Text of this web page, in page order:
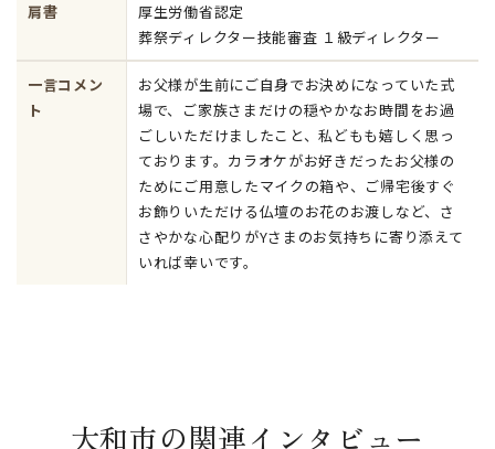
肩書
厚生労働省認定
葬祭ディレクター技能審査 １級ディレクター
一言コメン
ト
お父様が生前にご自身でお決めになっていた式
場で、ご家族さまだけの穏やかなお時間をお過
ごしいただけましたこと、私どもも嬉しく思っ
ております。カラオケがお好きだったお父様の
ためにご用意したマイクの箱や、ご帰宅後すぐ
お飾りいただける仏壇のお花のお渡しなど、さ
さやかな心配りがYさまのお気持ちに寄り添えて
いれば幸いです。
大和市の関連インタビュー